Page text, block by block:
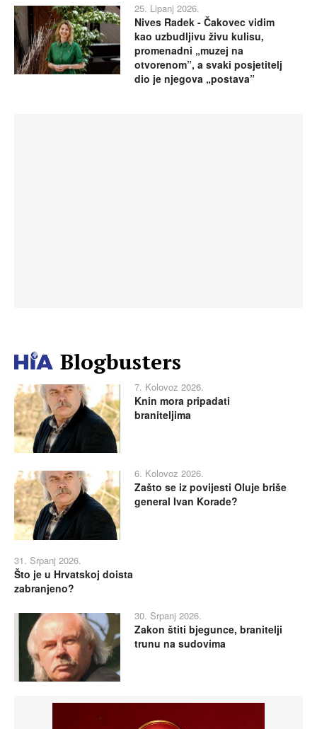
25. Lipanj 2026.
Nives Radek - Čakovec vidim
kao uzbudljivu živu kulisu,
promenadni „muzej na
otvorenom”, a svaki posjetitelj
dio je njegova „postava”
Blogbusters
7. Kolovoz 2026.
Knin mora pripadati
braniteljima
6. Kolovoz 2026.
Zašto se iz povijesti Oluje briše
general Ivan Korade?
31. Srpanj 2026.
Što je u Hrvatskoj doista
zabranjeno?
30. Srpanj 2026.
Zakon štiti bjegunce, branitelji
trunu na sudovima